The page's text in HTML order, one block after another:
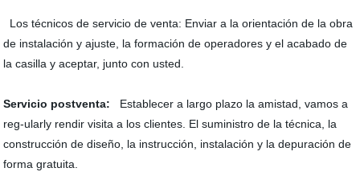
Los técnicos de servicio de venta: Enviar a la orientación de la obra
de instalación y ajuste, la formación de operadores y el acabado de
la casilla y aceptar, junto con usted.
Servicio postventa:
Establecer a largo plazo la amistad, vamos a
reg-ularly rendir visita a los clientes. El suministro de la técnica, la
construcción de diseño, la instrucción, instalación y la depuración de
forma gratuita.